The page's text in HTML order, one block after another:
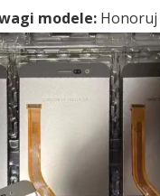
modele: Honoruj